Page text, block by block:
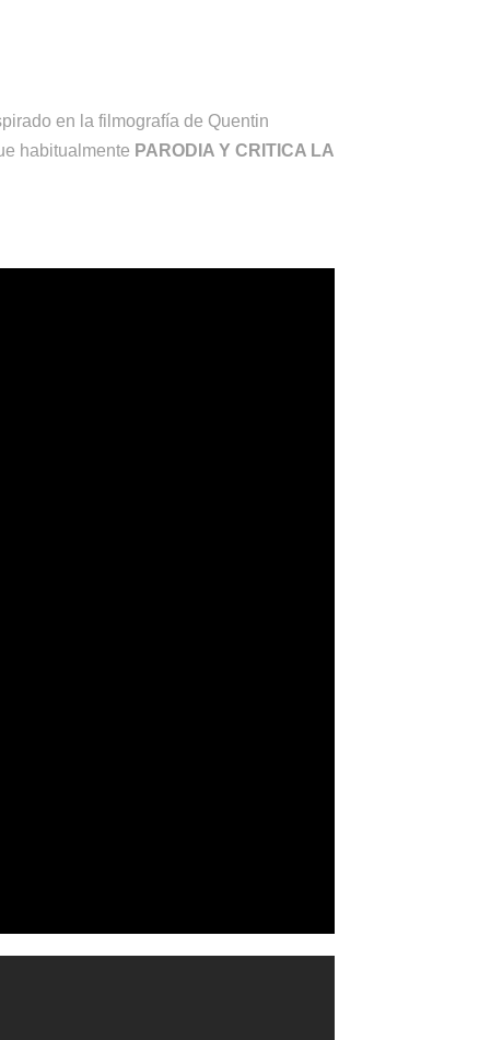
en la filmografía de Quentin
habitualmente PARODIA Y CRITICA LA